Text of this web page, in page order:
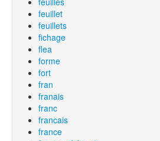
feuillet
feuillets
fichage
flea
forme
fort
fran
franais
franc
francais
france